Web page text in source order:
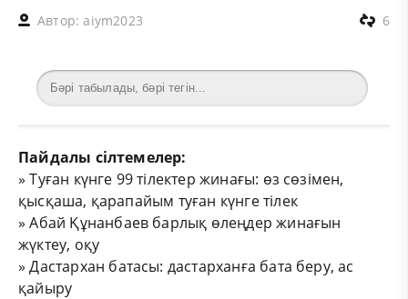
Автор:aiym2023 6
Пайдалы сілтемелер:
»Туған күнге 99 тілектер жинағы: өз сөзімен,
қысқаша, қарапайым туған күнге тілек
»Абай Құнанбаев барлық өлеңдер жинағын
жүктеу, оқу
»Дастархан батасы: дастарханға бата беру, ас
қайыру